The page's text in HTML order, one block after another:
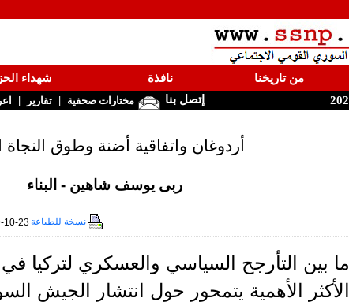
من تاريخنا نافذة شهداء
إتصل بنا مختارات صحفية | تقارير |
أردوغان واتفاقية أضنة وطوق النجاة
ربى يوسف شاهين - البناء
نسخة للطباعة10-23
ما بين التأرجح السياسي والعسكري
الأكثر الأهمية يتمحور حول انتشار الجيش